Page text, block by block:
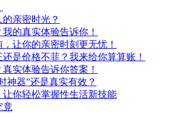
亲密时光？
的真实体验告诉你！
让你的亲密时刻更无忧！
是价格不菲？我来给你算算账！
实体验告诉你答案！
神器”还是真实有效？
你轻松掌握性生活新技能
竟